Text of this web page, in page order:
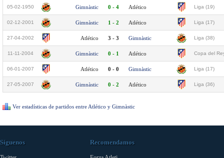
05-02-1950 Gimnàstic 0 - 4 Atlético Liga (19)
02-12-2001 Gimnàstic 1 - 2 Atlético Liga (17)
27-04-2002 Atlético 3 - 3 Gimnàstic Liga (38)
11-11-2004 Gimnàstic 0 - 1 Atlético Copa del
06-01-2007 Atlético 0 - 0 Gimnàstic Liga (17)
27-05-2007 Gimnàstic 0 - 2 Atlético Liga (36)
Ver estadísticas de partidos entre Atlético y Gimnàstic
Síguenos Recomendamos